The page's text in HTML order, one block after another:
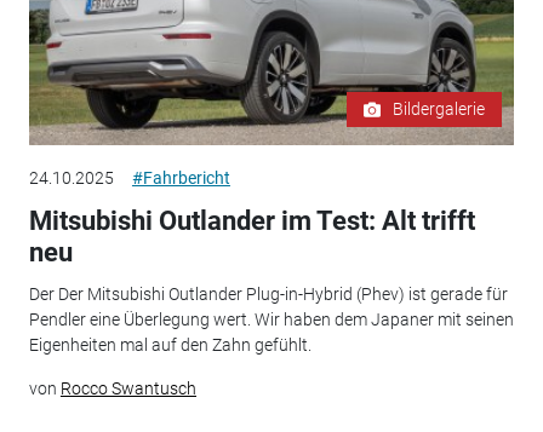
Bildergalerie
24.10.2025 #Fahrbericht
Mitsubishi Outlander im Test: Alt trifft
neu
Der Der Mitsubishi Outlander Plug-in-Hybrid (Phev) ist gerade für
Pendler eine Überlegung wert. Wir haben dem Japaner mit seinen
Eigenheiten mal auf den Zahn gefühlt.
von Rocco Swantusch